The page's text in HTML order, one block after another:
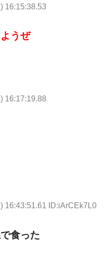
16:15:38.53
うぜ
16:17:19.88
16:43:51.61 ID:iArCEk7L0
食った